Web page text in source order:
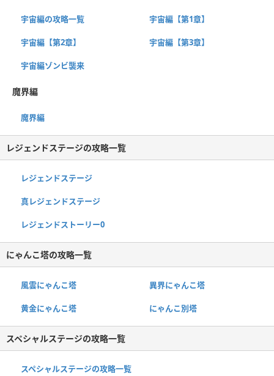
宇宙編の攻略一覧 宇宙編【第1章】
宇宙編【第2章】 宇宙編【第3章】
宇宙編ゾンビ襲来
魔界編
魔界編
レジェンドステージの攻略一覧
レジェンドステージ
真レジェンドステージ
レジェンドストーリー0
にゃんこ塔の攻略一覧
風雲にゃんこ塔 異界にゃんこ塔
黄金にゃんこ塔 にゃんこ別塔
スペシャルステージの攻略一覧
スペシャルステージの攻略一覧